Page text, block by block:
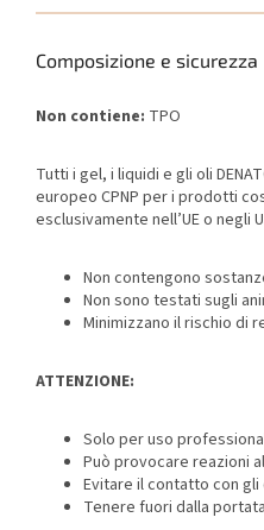
Composizione e sicurezza
Non contiene: TPO
Tutti i gel, i liquidi e gli oli
europeo CPNP per i prodotti
esclusivamente nell’UE o negli
Non contengono
Non sono testati sugli
Minimizzano il rischio di
ATTENZIONE:
Solo per uso
Può provocare reazioni
Evitare il contatto con gli
Tenere fuori dalla